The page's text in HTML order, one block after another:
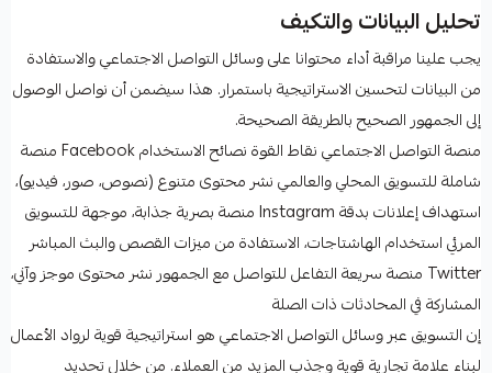
تحليل البيانات والتكيف
يجب علينا مراقبة أداء محتوانا على وسائل التواصل الاجتماعي والاستفادة
من البيانات لتحسين الاستراتيجية باستمرار. هذا سيضمن أن نواصل الوصول
إلى الجمهور الصحيح بالطريقة الصحيحة.
منصة التواصل الاجتماعي نقاط القوة نصائح الاستخدام Facebook منصة
شاملة للتسويق المحلي والعالمي نشر محتوى متنوع (نصوص، صور، فيديو)،
استهداف إعلانات بدقة Instagram منصة بصرية جذابة، موجهة للتسويق
المرئي استخدام الهاشتاجات، الاستفادة من ميزات القصص والبث المباشر
Twitter منصة سريعة التفاعل للتواصل مع الجمهور نشر محتوى موجز وآني،
المشاركة في المحادثات ذات الصلة
إن التسويق عبر وسائل التواصل الاجتماعي هو استراتيجية قوية لرواد الأعمال
لبناء علامة تجارية قوية وجذب المزيد من العملاء. من خلال تحديد